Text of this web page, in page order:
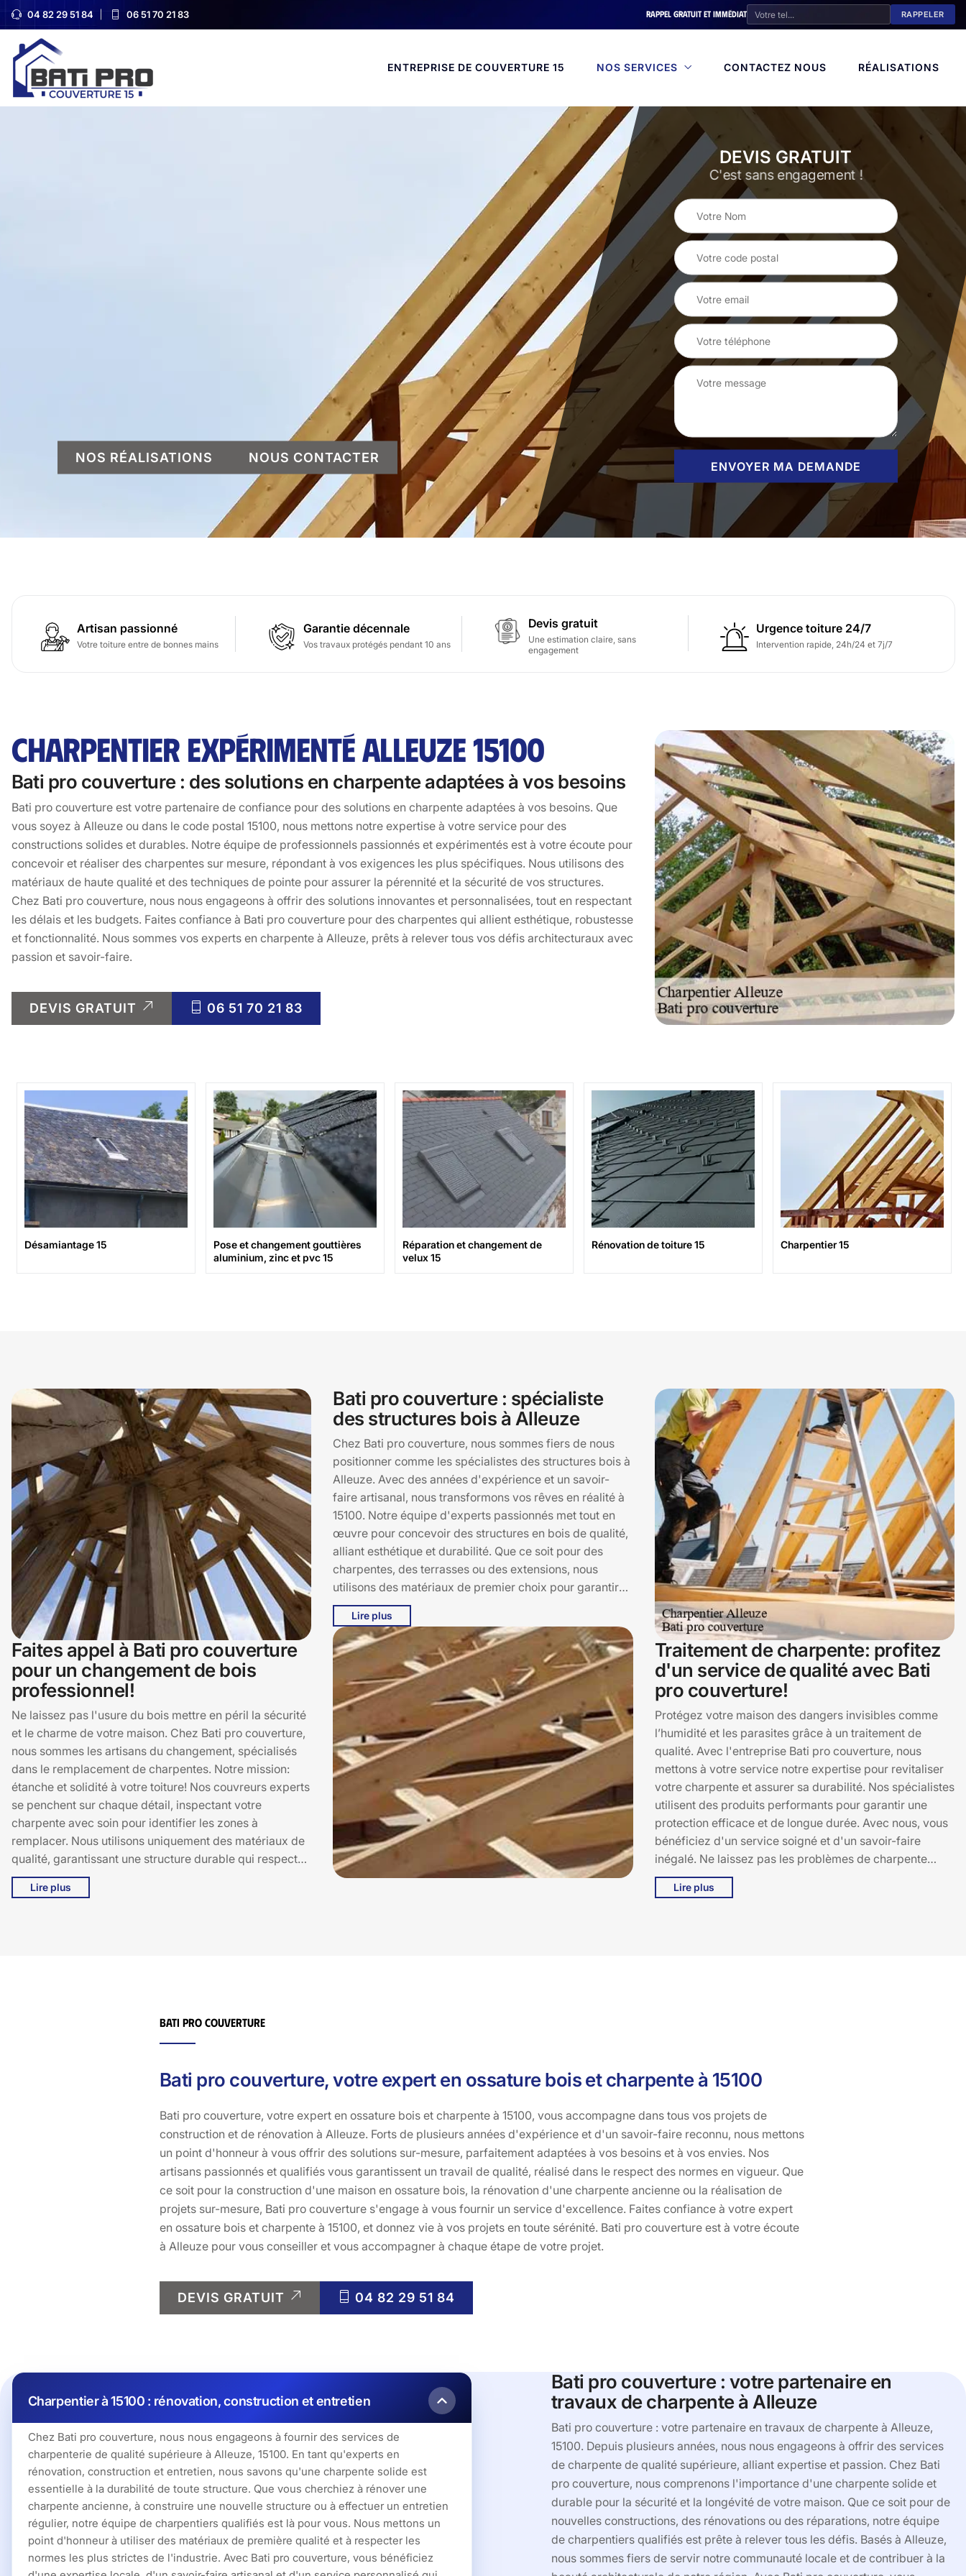
04 82 29 51 84 06 51 70 21 83 Rappel gratuit et immédiat
ENTREPRISE DE COUVERTURE 15 NOS SERVICES CONTACTEZ NOUS RÉALISATIONS
NOS RÉALISATIONS NOUS CONTACTER
DEVIS GRATUIT
C'est sans engagement !
Artisan passionné
Votre toiture entre de bonnes mains
Garantie décennale
Vos travaux protégés pendant 10 ans
Devis gratuit
Une estimation claire, sans
engagement
Urgence toiture 24/7
Intervention rapide, 24h/24 et 7j/7
CHARPENTIER EXPÉRIMENTÉ ALLEUZE 15100
Bati pro couverture : des solutions en charpente adaptées à vos besoins
Bati pro couverture est votre partenaire de confiance pour des solutions en charpente adaptées à vos besoins. Que
vous soyez à Alleuze ou dans le code postal 15100, nous mettons notre expertise à votre service pour des
constructions solides et durables. Notre équipe de professionnels passionnés et expérimentés est à votre écoute pour
concevoir et réaliser des charpentes sur mesure, répondant à vos exigences les plus spécifiques. Nous utilisons des
matériaux de haute qualité et des techniques de pointe pour assurer la pérennité et la sécurité de vos structures.
Chez Bati pro couverture, nous nous engageons à offrir des solutions innovantes et personnalisées, tout en respectant
les délais et les budgets. Faites confiance à Bati pro couverture pour des charpentes qui allient esthétique, robustesse
et fonctionnalité. Nous sommes vos experts en charpente à Alleuze, prêts à relever tous vos défis architecturaux avec
passion et savoir-faire.
DEVIS GRATUIT 06 51 70 21 83
Désamiantage 15
Pose et changement gouttières
aluminium, zinc et pvc 15
Réparation et changement de
velux 15
Rénovation de toiture 15 Charpentier 15
Faites appel à Bati pro couverture
pour un changement de bois
professionnel!
Ne laissez pas l'usure du bois mettre en péril la sécurité
et le charme de votre maison. Chez Bati pro couverture,
nous sommes les artisans du changement, spécialisés
dans le remplacement de charpentes. Notre mission:
étanche et solidité à votre toiture! Nos couvreurs experts
se penchent sur chaque détail, inspectant votre
charpente avec soin pour identifier les zones à
remplacer. Nous utilisons uniquement des matériaux de
qualité, garantissant une structure durable qui respecte
toutes les normes de sécurité. Contactez Bati pro
couverture pour une consultation et un devis gratuit.
Lire plus
Bati pro couverture : spécialiste
des structures bois à Alleuze
Chez Bati pro couverture, nous sommes fiers de nous
positionner comme les spécialistes des structures bois à
Alleuze. Avec des années d'expérience et un savoir-
faire artisanal, nous transformons vos rêves en réalité à
15100. Notre équipe d'experts passionnés met tout en
œuvre pour concevoir des structures en bois de qualité,
alliant esthétique et durabilité. Que ce soit pour des
charpentes, des terrasses ou des extensions, nous
utilisons des matériaux de premier choix pour garantir
des constructions solides et élégantes. Basée en plein
cœur de Alleuze, Bati pro couverture s'engage à
respecter vos exigences et à vous offrir un service
personnalisé. Notre mission est de créer des espaces de
vie chaleureux et authentiques, tout en respectant
l'environnement. Faites confiance à Bati pro couverture
pour tous vos projets bois à 15100, et découvrez
l'excellence à travers nos réalisations.
Lire plus
Traitement de charpente: profitez
d'un service de qualité avec Bati
pro couverture!
Protégez votre maison des dangers invisibles comme
l’humidité et les parasites grâce à un traitement de
qualité. Avec l'entreprise Bati pro couverture, nous
mettons à votre service notre expertise pour revitaliser
votre charpente et assurer sa durabilité. Nos spécialistes
utilisent des produits performants pour garantir une
protection efficace et de longue durée. Avec nous, vous
bénéficiez d'un service soigné et d'un savoir-faire
inégalé. Ne laissez pas les problèmes de charpente
prendre le dessus! Contactez-nous pour plus d'infos et
recevez votre devis gratuitement.
Lire plus
Bati pro couverture
Bati pro couverture, votre expert en ossature bois et charpente à 15100
Bati pro couverture, votre expert en ossature bois et charpente à 15100, vous accompagne dans tous vos projets de
construction et de rénovation à Alleuze. Forts de plusieurs années d'expérience et d'un savoir-faire reconnu, nous mettons
un point d'honneur à vous offrir des solutions sur-mesure, parfaitement adaptées à vos besoins et à vos envies. Nos
artisans passionnés et qualifiés vous garantissent un travail de qualité, réalisé dans le respect des normes en vigueur. Que
ce soit pour la construction d'une maison en ossature bois, la rénovation d'une charpente ancienne ou la réalisation de
projets sur-mesure, Bati pro couverture s'engage à vous fournir un service d'excellence. Faites confiance à votre expert
en ossature bois et charpente à 15100, et donnez vie à vos projets en toute sérénité. Bati pro couverture est à votre écoute
à Alleuze pour vous conseiller et vous accompagner à chaque étape de votre projet.
DEVIS GRATUIT 04 82 29 51 84
Charpentier à 15100 : rénovation, construction et entretien
Chez Bati pro couverture, nous nous engageons à fournir des services de
charpenterie de qualité supérieure à Alleuze, 15100. En tant qu'experts en
rénovation, construction et entretien, nous savons qu'une charpente solide est
essentielle à la durabilité de toute structure. Que vous cherchiez à rénover une
charpente ancienne, à construire une nouvelle structure ou à effectuer un entretien
régulier, notre équipe de charpentiers qualifiés est là pour vous. Nous mettons un
point d'honneur à utiliser des matériaux de première qualité et à respecter les
normes les plus strictes de l'industrie. Avec Bati pro couverture, vous bénéficiez
Bati pro couverture : votre partenaire en
travaux de charpente à Alleuze
Bati pro couverture : votre partenaire en travaux de charpente à Alleuze,
15100. Depuis plusieurs années, nous nous engageons à offrir des services
de charpente de qualité supérieure, alliant expertise et passion. Chez Bati
pro couverture, nous comprenons l'importance d'une charpente solide et
durable pour la sécurité et la longévité de votre maison. Que ce soit pour de
nouvelles constructions, des rénovations ou des réparations, notre équipe
de charpentiers qualifiés est prête à relever tous les défis. Basés à Alleuze,
nous sommes fiers de servir notre communauté locale et de contribuer à la